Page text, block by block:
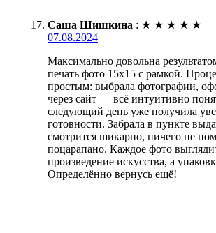
Саша Шишкина : ★ ★ ★ ★ ★
07.08.2024
Максимально довольна
печать фото 15х15 с рамкой.
простым: выбрала фотографии,
через сайт — всё интуитивно
следующий день уже получила
готовности. Забрала в пункте
смотрится шикарно, ничего не
поцарапано. Каждое фото
произведение искусства, а
Определённо вернусь ещё!